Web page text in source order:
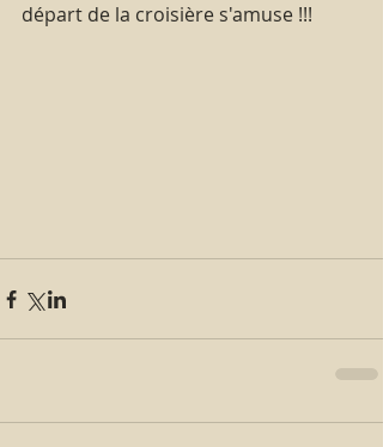
départ de la croisière s'amuse !!!